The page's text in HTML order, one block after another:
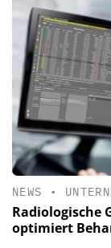
NEWS •
Radiologische
optimiert